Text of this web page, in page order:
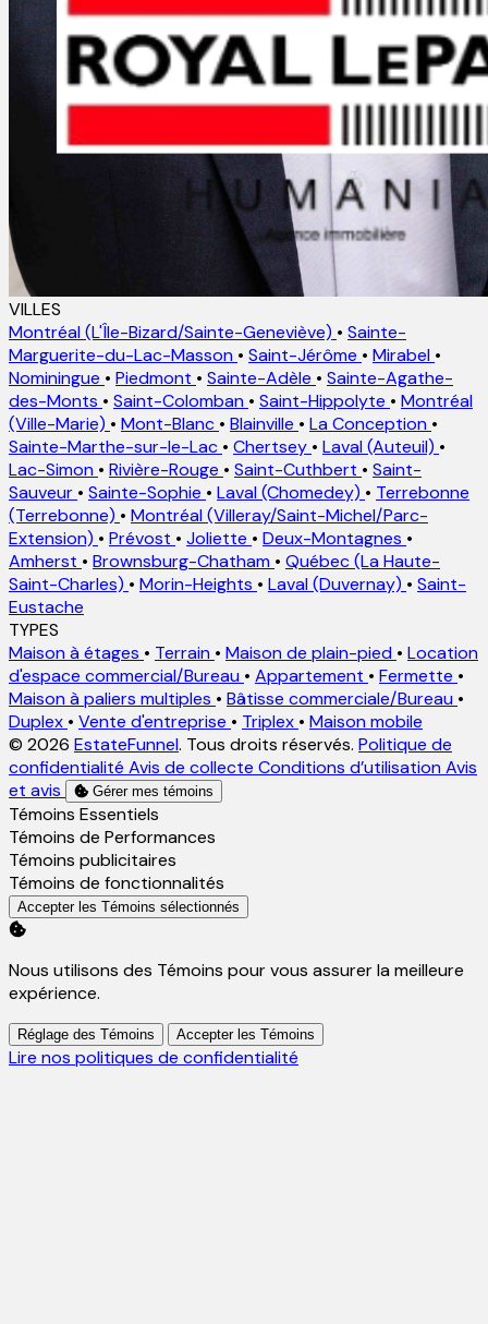
VILLES
Montréal (L'Île-Bizard/Sainte-Geneviève) • Sainte-
Marguerite-du-Lac-Masson • Saint-Jérôme • Mirabel •
Nominingue • Piedmont • Sainte-Adèle • Sainte-Agathe-
des-Monts • Saint-Colomban • Saint-Hippolyte • Montréal
(Ville-Marie) • Mont-Blanc • Blainville • La Conception •
Sainte-Marthe-sur-le-Lac • Chertsey • Laval (Auteuil) •
Lac-Simon • Rivière-Rouge • Saint-Cuthbert • Saint-
Sauveur • Sainte-Sophie • Laval (Chomedey) • Terrebonne
(Terrebonne) • Montréal (Villeray/Saint-Michel/Parc-
Extension) • Prévost • Joliette • Deux-Montagnes •
Amherst • Brownsburg-Chatham • Québec (La Haute-
Saint-Charles) • Morin-Heights • Laval (Duvernay) • Saint-
Eustache
TYPES
Maison à étages • Terrain • Maison de plain-pied • Location
d'espace commercial/Bureau • Appartement • Fermette •
Maison à paliers multiples • Bâtisse commerciale/Bureau •
Duplex • Vente d'entreprise • Triplex • Maison mobile
© 2026 EstateFunnel. Tous droits réservés. Politique de
confidentialité Avis de collecte Conditions d’utilisation Avis
et avis
Gérer mes témoins
Activer
Témoins Essentiels
Activer
Témoins de Performances
Activer
Témoins publicitaires
Activer
Témoins de fonctionnalités
Accepter les Témoins sélectionnés
Nous utilisons des Témoins pour vous assurer la meilleure
expérience.
Réglage des Témoins Accepter les Témoins
Lire nos politiques de confidentialité